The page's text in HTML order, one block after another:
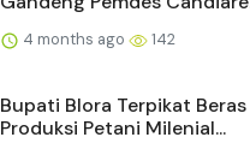
4 months ago 142
Bupati Blora Terpikat
Produksi Petani Milenial...